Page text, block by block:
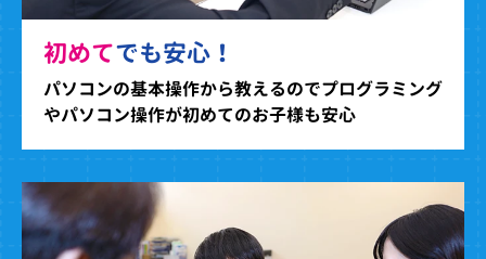
初めてでも安心！
パソコンの基本操作から教えるのでプログラミング
やパソコン操作が初めてのお子様も安心